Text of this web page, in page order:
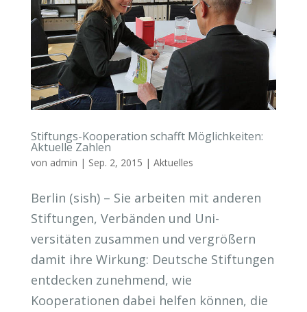
Stiftungs-Kooperation schafft Möglichkeiten:
Aktuelle Zahlen
von admin | Sep. 2, 2015 | Aktuelles
Berlin (sish) – Sie arbeiten mit anderen
Stiftungen, Verbänden und Uni-
versitäten zusammen und vergrößern
damit ihre Wirkung: Deutsche Stiftungen
entdecken zunehmend, wie
Kooperationen dabei helfen können, die